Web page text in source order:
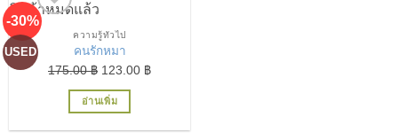
-30%
USED
สินค้าหมดแล้ว
ความรู้ทั่วไป
คนรักหมา
175.00฿ Original
price
was:
123.00 ฿Current
อ่านเพิ่ม